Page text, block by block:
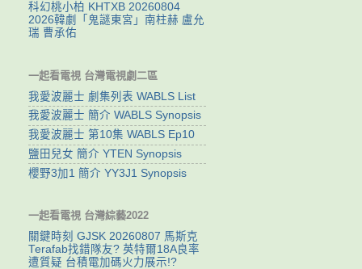
科幻桃小柏 KHTXB 20260804
2026韓劇「鬼謎東宮」南柱赫 盧允
瑞 曹承佑
一起看電視 台灣電視劇二區
我愛波麗士 劇集列表 WABLS List
我愛波麗士 簡介 WABLS Synopsis
我愛波麗士 第10集 WABLS Ep10
鹽田兒女 簡介 YTEN Synopsis
櫻野3加1 簡介 YY3J1 Synopsis
一起看電視 台灣綜藝2022
關鍵時刻 GJSK 20260807 馬斯克
Terafab找錯隊友? 英特爾18A良率
遭質疑 台積電加碼火力展示!?